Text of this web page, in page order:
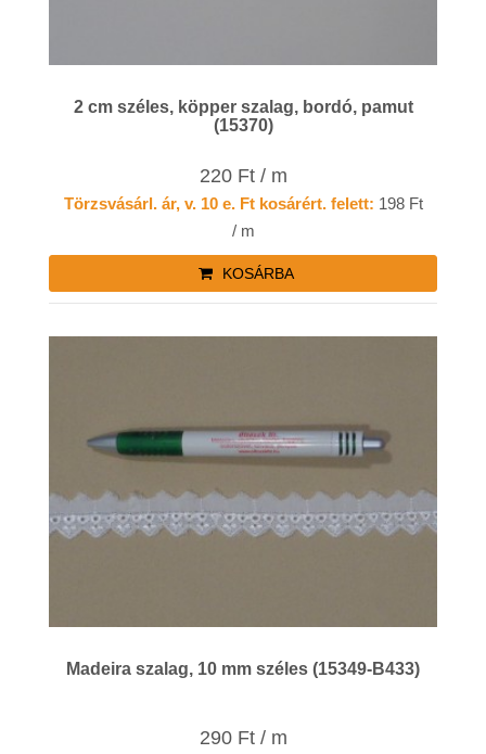
2 cm széles, köpper szalag, bordó, pamut
(15370)
220 Ft / m
Törzsvásárl. ár, v. 10 e. Ft kosárért. felett: 198 Ft
/ m
KOSÁRBA
Madeira szalag, 10 mm széles (15349-B433)
290 Ft / m